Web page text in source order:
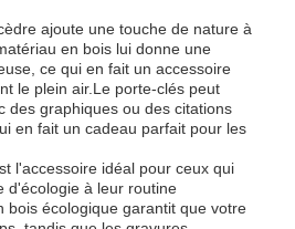
ajoute une touche de nature à
en bois lui donne une
ce qui en fait un accessoire
le plein air.Le porte-clés peut
des graphiques ou des citations
en fait un cadeau parfait pour les
l'accessoire idéal pour ceux qui
d'écologie à leur routine
bois écologique garantit que votre